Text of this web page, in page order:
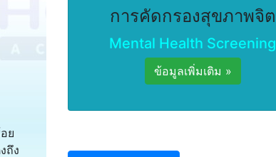
ย
ถึง
การคัดกรองสุขภาพจิต
Mental Health Screening
ข้อมูลเพิ่มเติม »